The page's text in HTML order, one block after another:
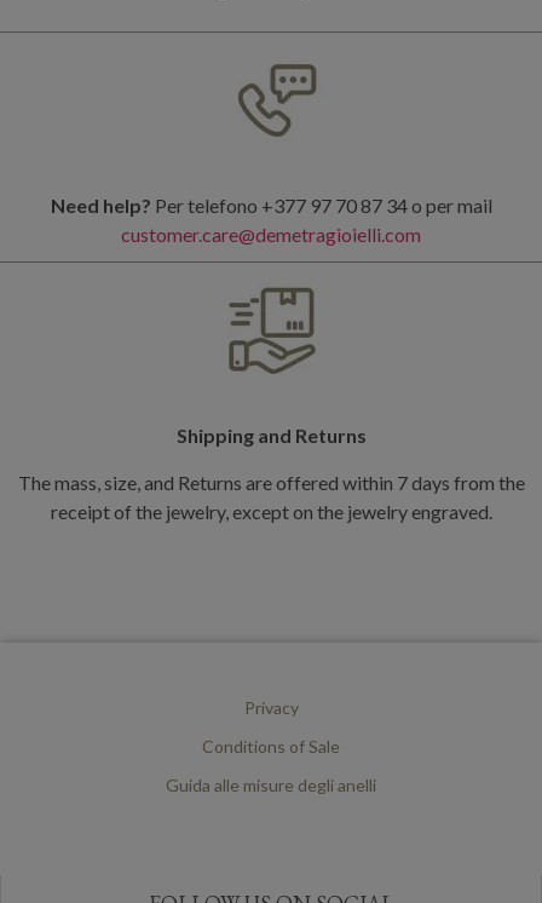
Need help? Per telefono +377 97 70 87 34 o per mail
customer.care@demetragioielli.com
Shipping and Returns
The mass, size, and Returns are offered within 7 days from the
receipt of the jewelry, except on the jewelry engraved.
Privacy
Conditions of Sale
Guida alle misure degli anelli